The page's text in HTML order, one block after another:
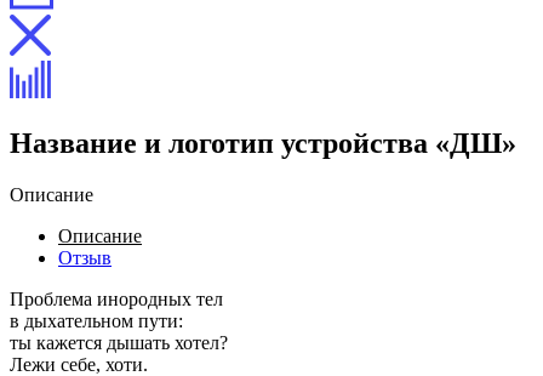
Название и логотип устройства «ДШ»
Описание
Описание
Отзыв
Проблема инородных тел
в дыхательном пути:
ты кажется дышать хотел?
Лежи себе, хоти.